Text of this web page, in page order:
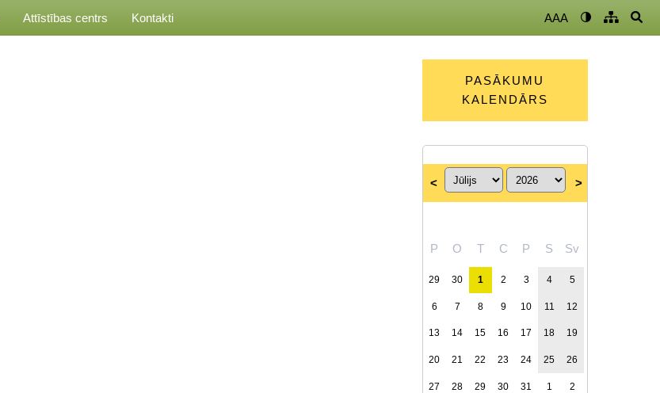
Attīstības centrs Kontakti AAA
PASĀKUMU
KALENDĀRS
< >
P O T C P S Sv
29 30 1 2 3 4 5
6 7 8 9 10 11 12
13 14 15 16 17 18 19
20 21 22 23 24 25 26
27 28 29 30 31 1 2